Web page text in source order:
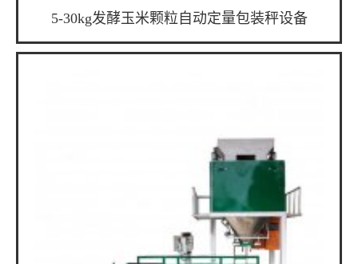
5-30kg发酵玉米颗粒自动定量包装秤设备